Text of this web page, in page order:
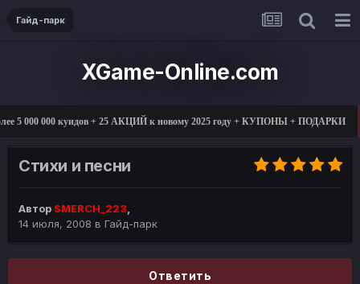
Гайд-парк
XGame-Online.com
000 куидов + 25 АКЦИЙ к новому 2025 году + КУПОНЫ + ПОДАРКИ
Стихи и песни
Автор SMERCH_223,
14 июля, 2008 в Гайд-парк
Ответить